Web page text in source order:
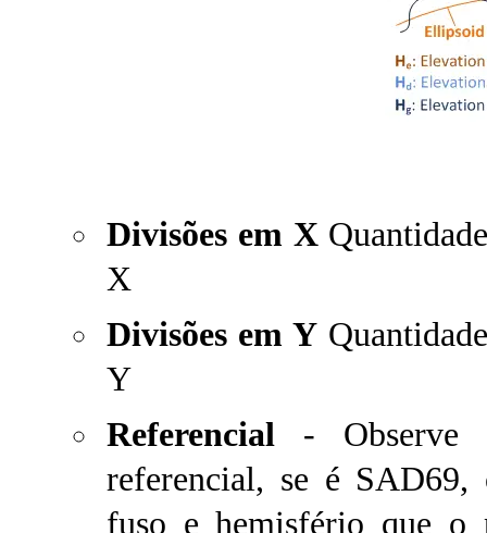
Divisões em X
X
Divisões em Y
Y
Referencial - Observe
referencial, se é
fuso e hemisfério que